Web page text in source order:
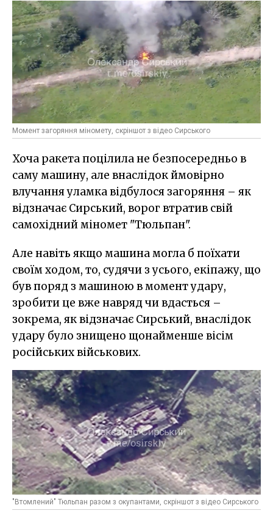
Момент загоряння міномету, скріншот з відео Сирського
Хоча ракета поцілила не безпосередньо в
саму машину, але внаслідок ймовірно
влучання уламка відбулося загоряння – як
відзначає Сирський, ворог втратив свій
самохідний міномет "Тюльпан".
Але навіть якщо машина могла б поїхати
своїм ходом, то, судячи з усього, екіпажу, що
був поряд з машиною в момент удару,
зробити це вже навряд чи вдасться –
зокрема, як відзначає Сирський, внаслідок
удару було знищено щонайменше вісім
російських військових.
"Втомлений" Тюльпан разом з окупантами, скріншот з відео Сирського